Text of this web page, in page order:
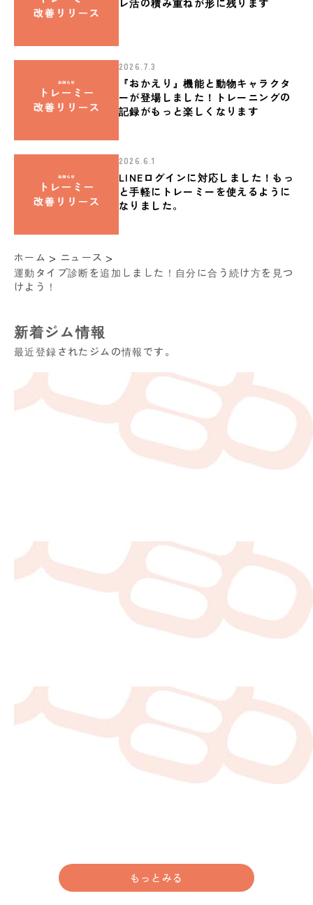
レ活の積み重ねが形に残ります
2026.7.3
『おかえり』機能と動物キャラクタ
ーが登場しました！トレーニングの
記録がもっと楽しくなります
2026.6.1
LINEログインに対応しました！もっ
と手軽にトレーミーを使えるように
なりました。
ホーム > ニュース >
運動タイプ診断を追加しました！自分に合う続け方を見つ
けよう！
新着ジム情報
最近登録されたジムの情報です。
もっとみる